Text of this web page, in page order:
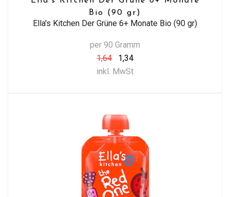
Bio (90 gr)
Ella's Kitchen Der Grüne 6+ Monate Bio (90 gr)
per 90 Gramm
1,64
1,34
inkl. MwSt